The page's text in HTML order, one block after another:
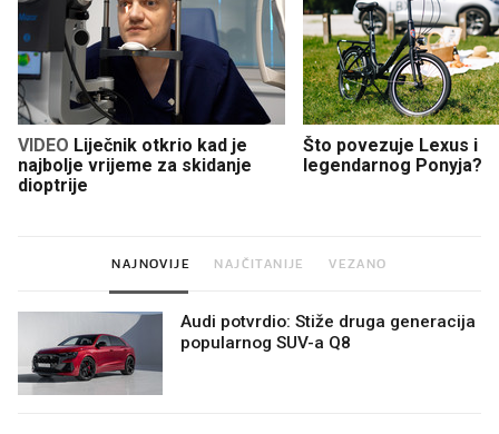
VIDEO
najbolje vrijeme za skidanje
dioptrije
Što povezuje Lexus i
legendarnog Ponyja?
NAJNOVIJE NAJČITANIJE VEZANO
Audi potvrdio: Stiže druga generacija
popularnog SUV-a Q8